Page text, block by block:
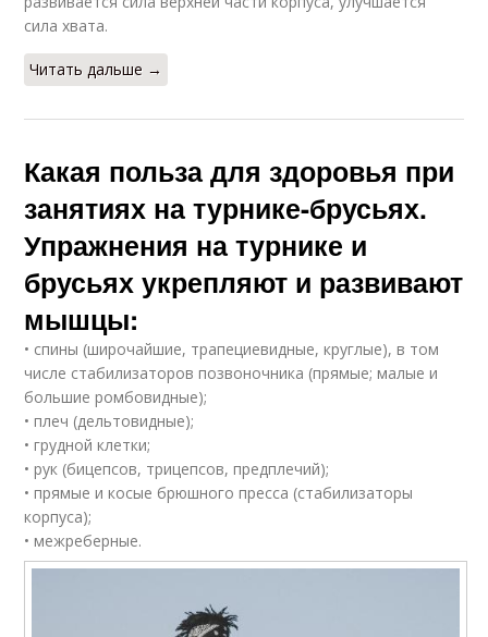
сила хвата.
Читать дальше →
Какая польза для здоровья при
занятиях на турнике-брусьях.
Упражнения на турнике и
брусьях укрепляют и развивают
мышцы:
• спины (широчайшие, трапециевидные, круглые), в том
числе стабилизаторов позвоночника (прямые; малые и
большие ромбовидные);
• плеч (дельтовидные);
• грудной клетки;
• рук (бицепсов, трицепсов, предплечий);
• прямые и косые брюшного пресса (стабилизаторы
корпуса);
• межреберные.